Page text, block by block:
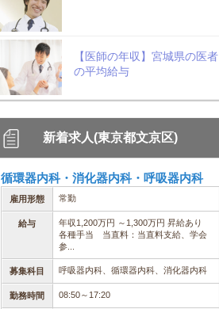
【医師の年収】宮城県の医者
の平均給与
新着求人(東京都文京区)
循環器内科・消化器内科・呼吸器内科
雇用形態 常勤
給与
年収1,200万円 ～1,300万円 昇給あり
各種手当 当直料：当直料支給、学会
参...
募集科目 呼吸器内科、循環器内科、消化器内科
勤務時間 08:50～17:20